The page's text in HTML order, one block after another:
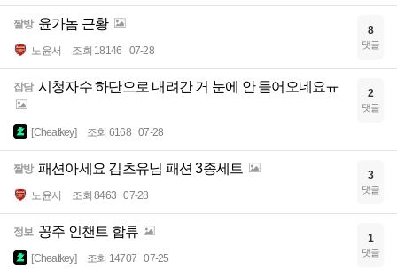
짤방 윤가놈 근황
노윤서 조회 18146 07-28
8
댓글
잡담 시청자수 하단으로 내려간 거 눈에 안 들어오네요ㅠ
[Cheatkey] 조회 6168 07-28
2
댓글
짤방 패션아세요 김츠유님 패션 3종세트
노윤서 조회 8463 07-28
3
댓글
정보 꽁주 인챈트 합류
[Cheatkey] 조회 14707 07-25
1
댓글